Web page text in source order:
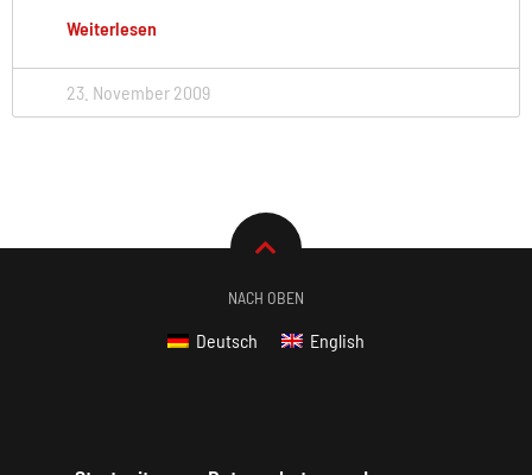
Weiterlesen
23. November 2009
NACH OBEN
Deutsch English